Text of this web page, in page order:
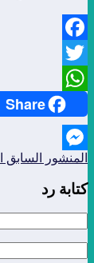
Facebook
Twitter
WhatsApp
Share
Messenger
المنشور السابق
كتابة رد